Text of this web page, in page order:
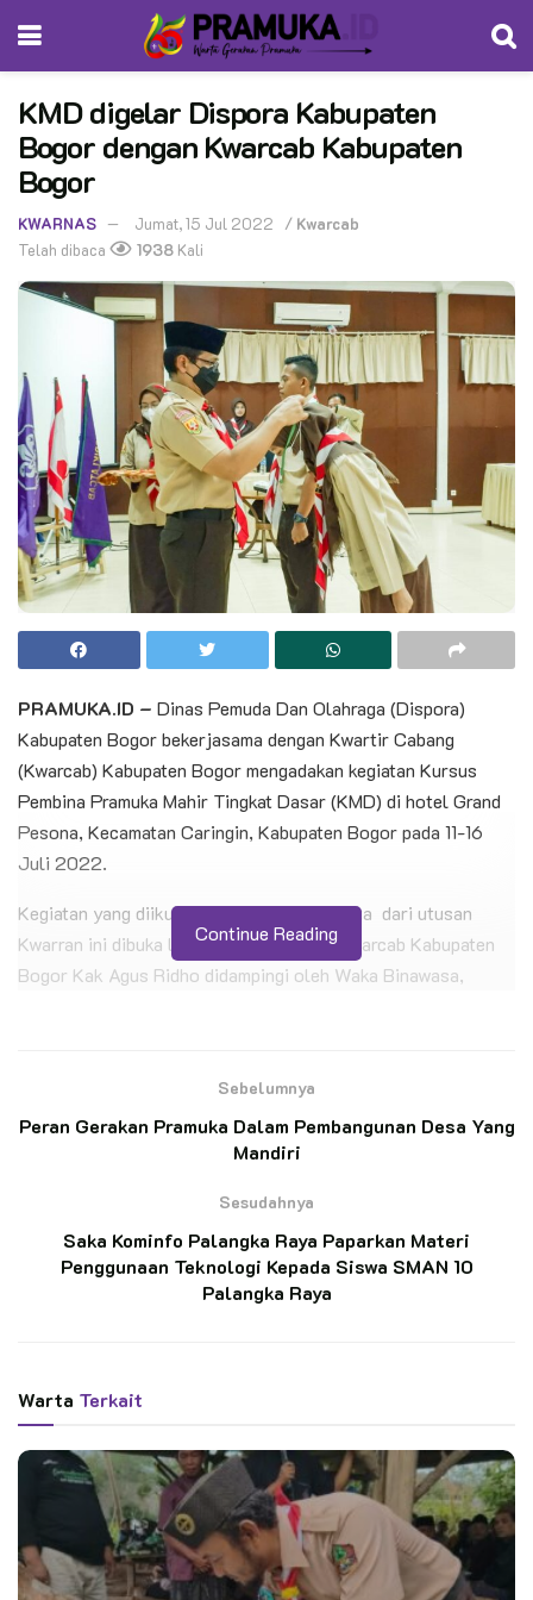
KMD digelar Dispora Kabupaten
Bogor dengan Kwarcab Kabupaten
Bogor
KWARNAS Jumat, 15 Jul 2022 / Kwarcab
Telah dibaca
1938 Kali
PRAMUKA.ID – Dinas Pemuda Dan Olahraga (Dispora)
Kabupaten Bogor bekerjasama dengan Kwartir Cabang
(Kwarcab) Kabupaten Bogor mengadakan kegiatan Kursus
Pembina Pramuka Mahir Tingkat Dasar (KMD) di hotel Grand
Pesona, Kecamatan Caringin, Kabupaten Bogor pada 11-16
Juli 2022.
Kegiatan yang diikuti oleh 45 orang peserta dari utusan
Kwarran ini dibuka langsung oleh Ketua Kwarcab Kabupaten
Bogor Kak Agus Ridho didampingi oleh Waka Binawasa,
Petani Penggarap Dukung Pendirian Hutan
Lepas Kontingen Jambore Nasional 2026,
Bupati Grobogan Ingatkan Pentingnya
Karakter dan Inkulsivitas Gerakan Pramuka
Bogor ingin mencetak 15 ribu pembina pramuka yang
dihasilkan dari kegiatan kursus mahir dasar ataupun mahir
lanjutan.
Continue Reading
Sebelumnya
Peran Gerakan Pramuka Dalam Pembangunan Desa Yang
Mandiri
Sesudahnya
Saka Kominfo Palangka Raya Paparkan Materi
Penggunaan Teknologi Kepada Siswa SMAN 10
Palangka Raya
Warta Terkait